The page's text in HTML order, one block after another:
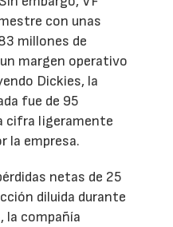
con unas
millones de
margen operativo
Dickies, la
fue de 95
cifra ligeramente
la empresa.
netas de 25
diluida durante
la compañía